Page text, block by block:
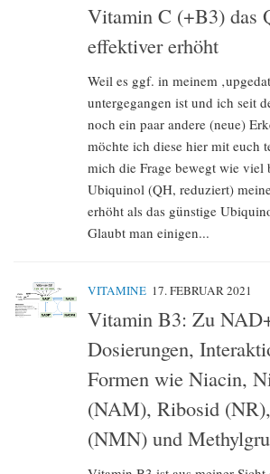
Vitamin C (+B3) das
effektiver erhöht
Weil es ggf. in meinem
untergegangen ist und ich seit
noch ein paar andere (neue)
möchte ich diese hier mit euch
mich die Frage bewegt wie viel
Ubiquinol (QH, reduziert)
erhöht als das günstige
Glaubt man einigen...
VITAMINE 17. FEBRUAR 2021
Vitamin B3: Zu
Dosierungen,
Formen wie Niacin,
(NAM), Ribosid
(NMN) und